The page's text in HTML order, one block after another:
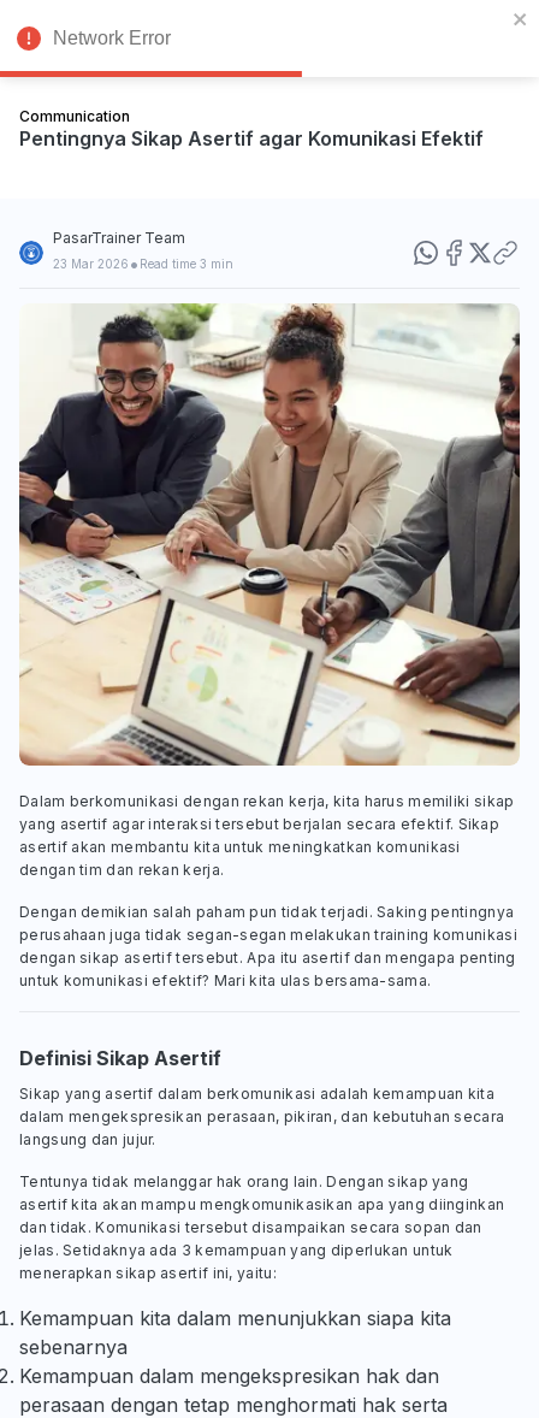
Communication
Pentingnya Sikap Asertif agar Komunikasi Efektif
PasarTrainer Team
23 Mar 2026 • Read time 3 min
Dalam berkomunikasi dengan rekan kerja, kita harus memiliki sikap
yang asertif agar interaksi tersebut berjalan secara efektif. Sikap
asertif akan membantu kita untuk meningkatkan komunikasi
dengan tim dan rekan kerja.
Dengan demikian salah paham pun tidak terjadi. Saking pentingnya
perusahaan juga tidak segan-segan melakukan training komunikasi
dengan sikap asertif tersebut. Apa itu asertif dan mengapa penting
untuk komunikasi efektif? Mari kita ulas bersama-sama.
Definisi Sikap Asertif
Sikap yang asertif dalam berkomunikasi adalah kemampuan kita
dalam mengekspresikan perasaan, pikiran, dan kebutuhan secara
langsung dan jujur.
Tentunya tidak melanggar hak orang lain. Dengan sikap yang
asertif kita akan mampu mengkomunikasikan apa yang diinginkan
dan tidak. Komunikasi tersebut disampaikan secara sopan dan
jelas. Setidaknya ada 3 kemampuan yang diperlukan untuk
menerapkan sikap asertif ini, yaitu:
Kemampuan kita dalam menunjukkan siapa kita
sebenarnya
Kemampuan dalam mengekspresikan hak dan
perasaan dengan tetap menghormati hak serta
Network Error